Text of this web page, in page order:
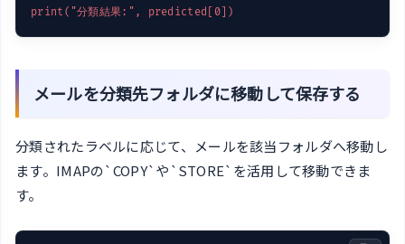
print("分類結果:", predicted[0])
メールを分類先フォルダに移動して保存する
分類されたラベルに応じて、メールを該当フォルダへ移動し
ます。IMAPの`COPY`や`STORE`を活用して移動できま
す。